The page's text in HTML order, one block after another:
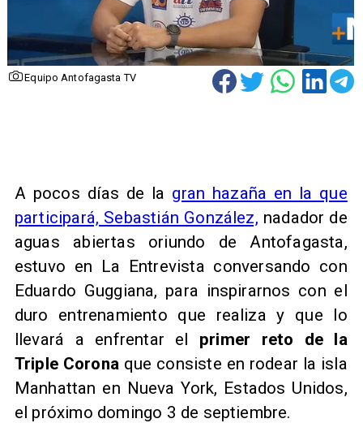
Equipo Antofagasta TV
A pocos días de la gran hazaña en la que
participará, Sebastián González, nadador de
aguas abiertas oriundo de Antofagasta,
estuvo en La Entrevista conversando con
Eduardo Guggiana, para inspirarnos con el
duro entrenamiento que realiza y que lo
llevará a enfrentar el primer reto de la
Triple Corona que consiste en rodear la isla
Manhattan en Nueva York, Estados Unidos,
el próximo domingo 3 de septiembre.